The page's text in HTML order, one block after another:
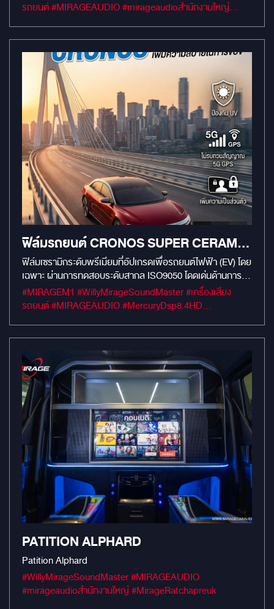
ของความสวยงาม แต่คือการลงทุนเพื่อสุขภาพและการประหยัด
มิกขั้นสุดที่ได้รับการยกย่องให้เป็น ฟิล์มรถยนต์ที่ดีที่สุด 2026
ด้วยการผสานเทคโนโลยีป้องกันความร้อนเข้ากับมาตรฐานการ
ทดสอบระดับสากล
รถยนต์ #MIRAGEAUDIO #mirageaudioสำนักงานใหญ่
ฟิล์มรถยนต์ CRONOS SUPER CERAMIC
EV PLUS
ฟิล์มเซรามิกระดับพรีเมียมที่อัปเกรดเพื่อรถยนต์ไฟฟ้า (EV) โดย
เฉพาะ ผ่านการทดสอบระดับสากล ISO9050 โดดเด่นด้านการ
ทนแสงแดดจัดและลดความร้อนสะสมขั้นสุด โดยไม่รบกวน
สัญญาณดิจิทัลทุกชนิด ช่วยลดภาระระบบปรับอากาศ ยืดอายุ
#MIRAGEM1 #WillyMirageSoundMaster #เครื่องเสียง
รถยนต์ #MIRAGEAUDIO #MercuryDsp8.4HD
PATITION ALPHARD
Patition Alphard
#WillyMirageSoundMaster #MIRAGEAUDIO
#mirageaudioสำนักงานใหญ่ #MirageRatchapreuk